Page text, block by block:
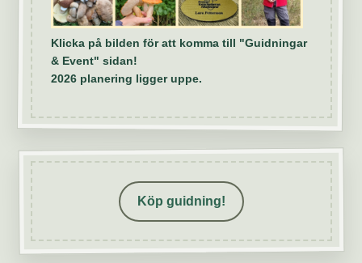
Klicka på bilden för att komma till "Guidningar
& Event" sidan!
2026 planering ligger uppe.
Köp guidning!